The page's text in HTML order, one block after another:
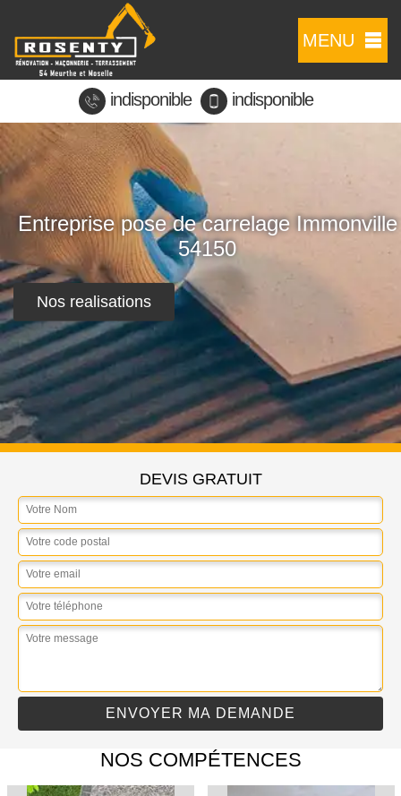
MENU
indisponible indisponible
Entreprise pose de carrelage Immonville
54150
Nos realisations
DEVIS GRATUIT
NOS COMPÉTENCES